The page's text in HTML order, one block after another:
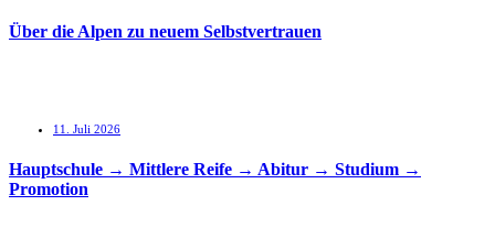
Über die Alpen zu neuem Selbstvertrauen
11. Juli 2026
Hauptschule → Mittlere Reife → Abitur → Studium →
Promotion